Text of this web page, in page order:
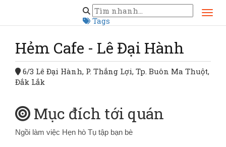
Tags
Đăk Lăk
Hẻm Cafe - Lê Đại Hành
Hẻm Cafe - Lê Đại Hành
6/3 Lê Đại Hành, P. Thắng Lợi, Tp. Buôn Ma Thuột,
Đắk Lắk
Mục đích tới quán
Ngồi làm việc Hẹn hò Tụ tập bạn bè